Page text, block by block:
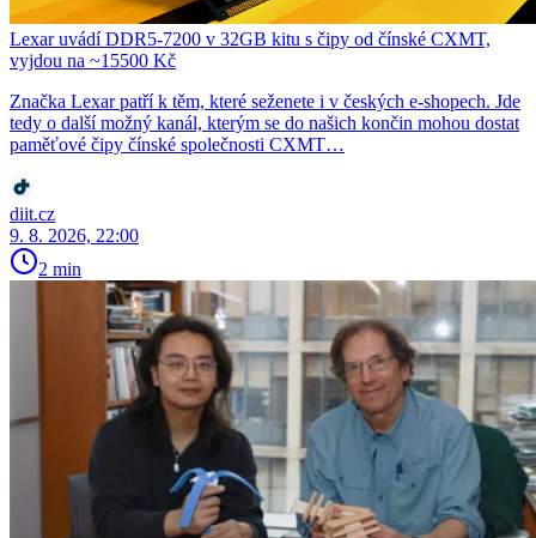
Lexar uvádí DDR5-7200 v 32GB kitu s čipy od čínské CXMT,
vyjdou na ~15500 Kč
Značka Lexar patří k těm, které seženete i v českých e-shopech. Jde
tedy o další možný kanál, kterým se do našich končin mohou dostat
paměťové čipy čínské společnosti CXMT…
diit.cz
9. 8. 2026, 22:00
2 min